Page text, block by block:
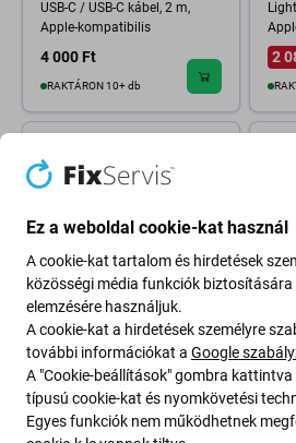
USB-C / USB-C kábel, 2 m,
Apple-kompatibilis
4 000 Ft
RAKTÁRON 10+ db
2
FixPremium
Lightning / USB-C kábel, 1 m,
2 080 Ft 4 000 Ft 2
Ez a weboldal cookie-kat használ
A cookie-kat tartalom és hirdetések
közösségi média funkciók
elemzésére használjuk.
A cookie-kat a hirdetések személyre
további információkat a Google
A "Cookie-beállítások" gombra
típusú cookie-kat és nyomkövetési
Egyes funkciók nem működhetnek